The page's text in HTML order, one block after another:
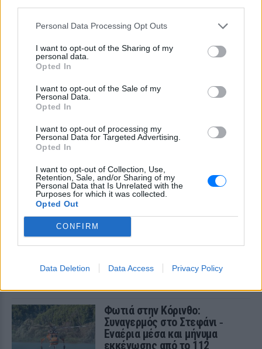
Personal Data Processing Opt Outs
I want to opt-out of the Sharing of my
personal data.
Opted In
I want to opt-out of the Sale of my
Personal Data.
Opted In
I want to opt-out of processing my
Personal Data for Targeted Advertising.
Opted In
I want to opt-out of Collection, Use,
Retention, Sale, and/or Sharing of my
Personal Data that Is Unrelated with the
Purposes for which it was collected.
Opted Out
CONFIRM
Data Deletion Data Access Privacy Policy
Καταδίωξη στο κέντρο της
Θεσσαλονίκης: Έσπασαν το
τζάμι του οδηγού – «Μην κάνεις
Εξαιτίας των υψηλών ταχυτήτων το
λευκό όχημα έχασε τον έλεγχο και
Αρχεία UFO: Αθόρυβα τριγωνικά σκάφη 152
μέτρων και μεταλλική σφαίρα με ανθρώπινο
σώμα στα νέα αποχαρακτηρισμένα έγγραφα
εναέρια φαινόμενα σε ΗΠΑ, Βραζιλία και Αφγανιστάν.
Φωτιά στην Κόρινθο:
Συναγερμός στο Στεφάνι ‑
Εναέρια μέσα και μήνυμα
εκκένωσης από το 112